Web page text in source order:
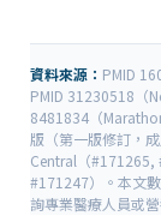
資料來源： PMID
PMID 31230518（
8481834（
版（第一版修訂，
Central（
#171247）。本文
詢專業醫療人員或營